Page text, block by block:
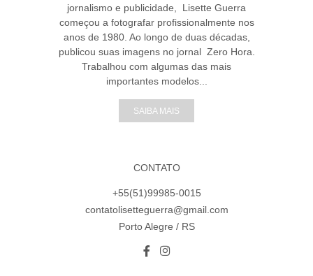
jornalismo e publicidade, Lisette Guerra
começou a fotografar profissionalmente nos
anos de 1980. Ao longo de duas décadas,
publicou suas imagens no jornal Zero Hora.
Trabalhou com algumas das mais
importantes modelos...
SAIBA MAIS
CONTATO
+55(51)99985-0015
contatolisetteguerra@gmail.com
Porto Alegre / RS